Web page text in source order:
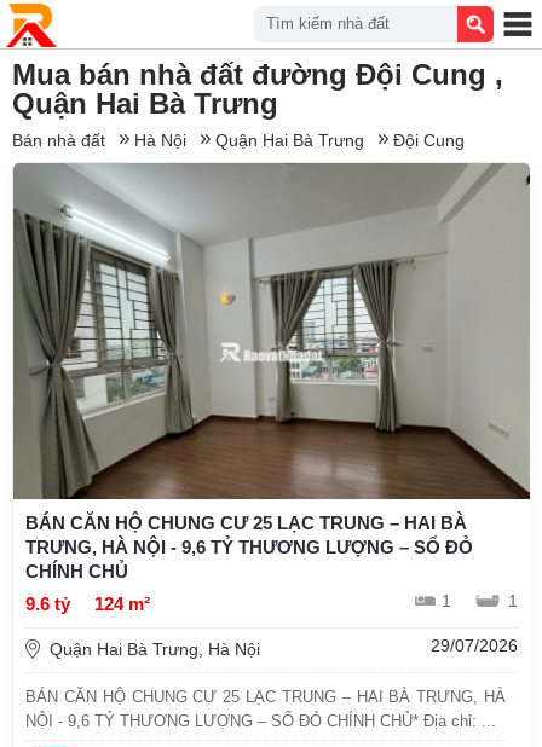
Mua bán nhà đất đường Đội Cung ,
Quận Hai Bà Trưng
Bán nhà đất Hà Nội Quận Hai Bà Trưng Đội Cung
BÁN CĂN HỘ CHUNG CƯ 25 LẠC TRUNG – HAI BÀ
TRƯNG, HÀ NỘI - 9,6 TỶ THƯƠNG LƯỢNG – SỔ ĐỎ
CHÍNH CHỦ
9.6 tỷ
124 m² 1 1
Quận Hai Bà Trưng, Hà Nội 29/07/2026
BÁN CĂN HỘ CHUNG CƯ 25 LẠC TRUNG – HAI BÀ TRƯNG, HÀ
NỘI - 9,6 TỶ THƯƠNG LƯỢNG – SỔ ĐỎ CHÍNH CHỦ* Địa chỉ: ...
Tìm kiếm nhà đất